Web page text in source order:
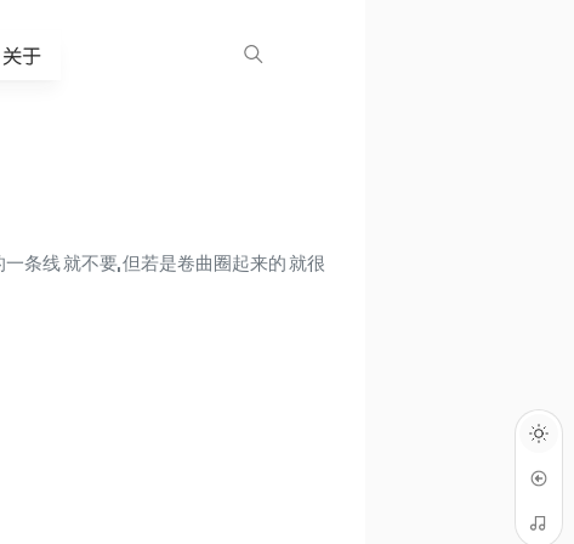
关于
条线 就不要,但若是卷曲圈起来的 就很